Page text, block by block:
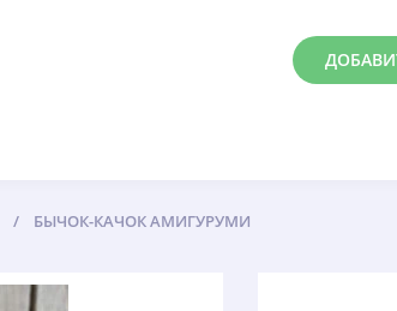
БЫЧОК-КАЧОК АМИГУРУМИ